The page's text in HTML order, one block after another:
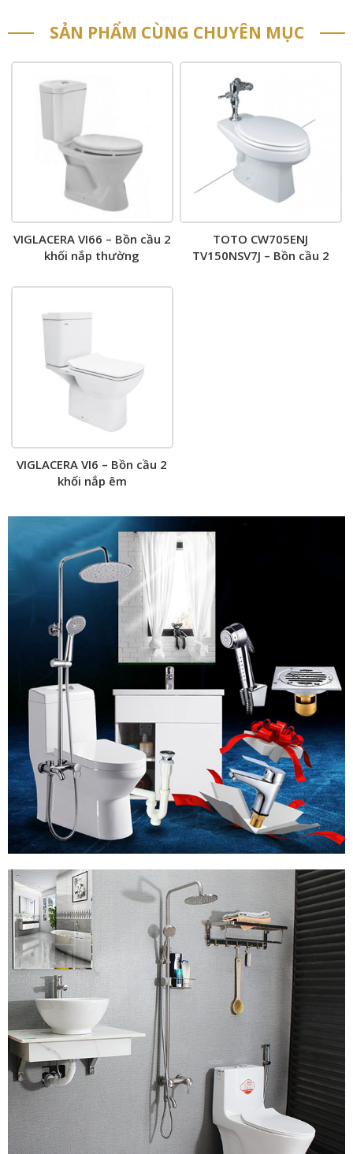
SẢN PHẨM CÙNG CHUYÊN MỤC
VIGLACERA VI66 – Bồn cầu 2
khối nắp thường
TOTO CW705ENJ
TV150NSV7J – Bồn cầu 2
VIGLACERA VI6 – Bồn cầu 2
khối nắp êm